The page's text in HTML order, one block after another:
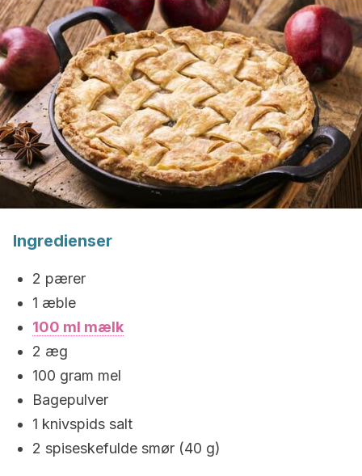
Ingredienser
2 pærer
1 æble
100 ml mælk
2 æg
100 gram mel
Bagepulver
1 knivspids salt
2 spiseskefulde smør (40 g)